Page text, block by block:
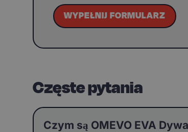
WYPEŁNIJ FORMULARZ
Częste pytania
Czym są OMEVO EVA